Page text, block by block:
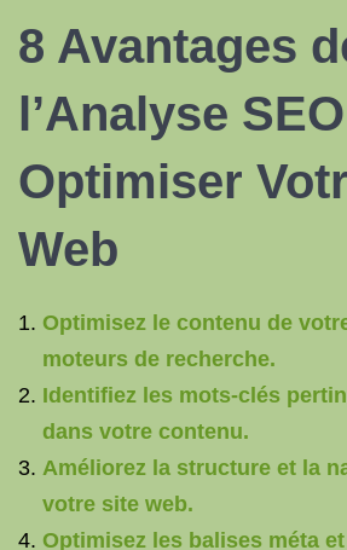
8 Avantages
l’Analyse
Optimiser
Web
Optimisez le contenu de
moteurs de recherche.
Identifiez les mots-clés
dans votre contenu.
Améliorez la structure et la
votre site web.
Optimisez les balises méta